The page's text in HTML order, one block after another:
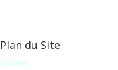
Plan du Site
Accueil